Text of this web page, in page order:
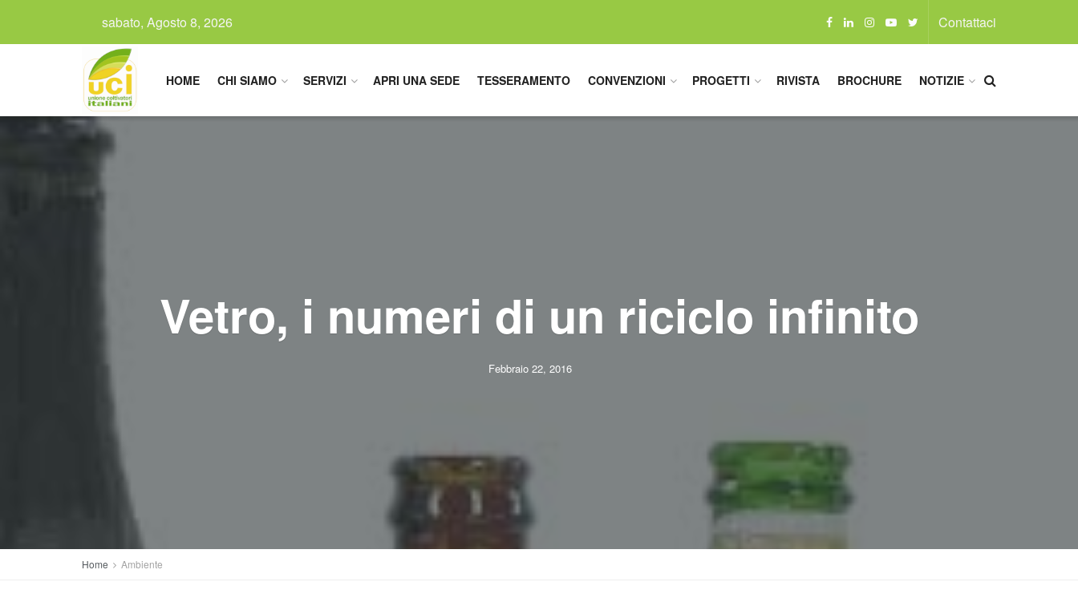
sabato, Agosto 8, 2026 Contattaci
HOME CHI SIAMO SERVIZI APRI UNA SEDE TESSERAMENTO CONVENZIONI PROGETTI RIVISTA BROCHURE NOTIZIE
Vetro, i numeri di un riciclo infinito
Febbraio 22, 2016
Home Ambiente